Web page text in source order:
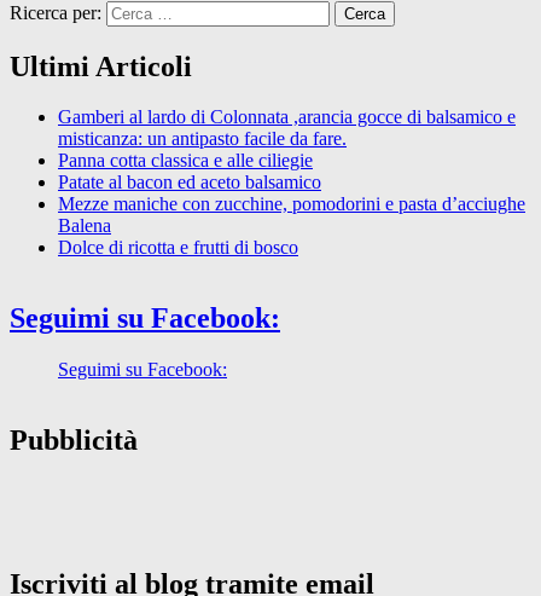
Ricerca per:
Ultimi Articoli
Gamberi al lardo di Colonnata ,arancia gocce di balsamico e
misticanza: un antipasto facile da fare.
Panna cotta classica e alle ciliegie
Patate al bacon ed aceto balsamico
Mezze maniche con zucchine, pomodorini e pasta d’acciughe
Balena
Dolce di ricotta e frutti di bosco
Seguimi su Facebook:
Seguimi su Facebook:
Pubblicità
Iscriviti al blog tramite email